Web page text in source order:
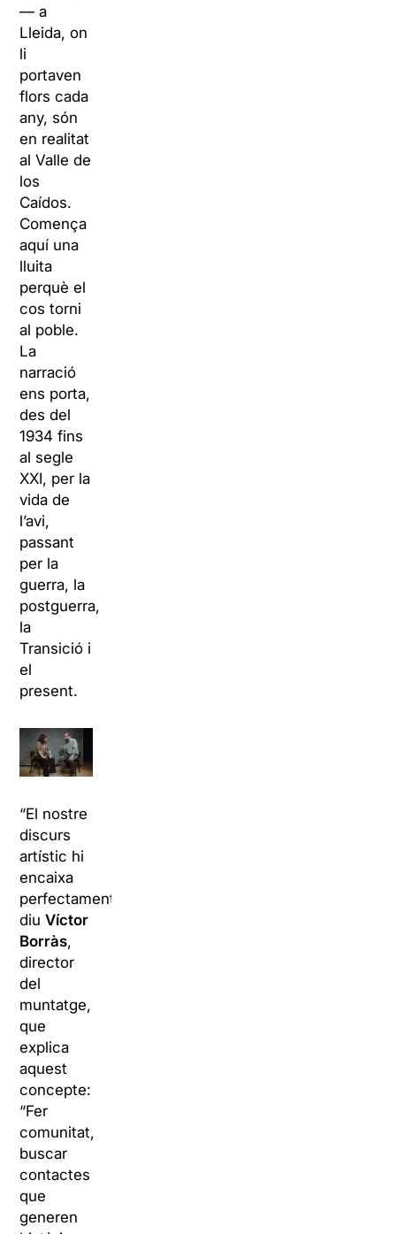
— a
Lleida, on
li
portaven
flors cada
any, són
en realitat
al Valle de
los
Caídos.
Comença
aquí una
lluita
perquè el
cos torni
al poble.
La
narració
ens porta,
des del
1934 fins
al segle
XXI, per la
vida de
l’avi,
passant
per la
guerra, la
postguerra,
la
Transició i
el
present.
“El nostre
discurs
artístic hi
encaixa
perfectament”,
diuVíctor
Borràs,
director
del
muntatge,
que
explica
aquest
concepte:
“Fer
comunitat,
buscar
contactes
que
generen